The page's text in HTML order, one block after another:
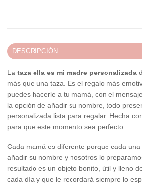
DESCRIPCIÓN
La taza ella es mi madre personalizada
más que una taza. Es el regalo más
puedes hacerle a tu mamá, con el
la opción de añadir su nombre, todo
personalizada lista para regalar. Hecha
para que este momento sea perfecto.
Cada mamá es diferente porque cada
añadir su nombre y nosotros lo
resultado es un objeto bonito, útil y lleno
cada día y que le recordará siempre lo